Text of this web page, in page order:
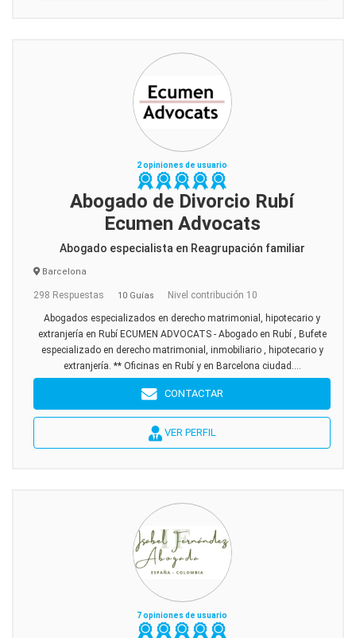
2 opiniones de usuario
Abogado de Divorcio Rubí
Ecumen Advocats
Abogado especialista en Reagrupación familiar
Barcelona
298 Respuestas 10 Guías Nivel contribución 10
Abogados especializados en derecho matrimonial, hipotecario y
extranjería en Rubí ECUMEN ADVOCATS - Abogado en Rubí , Bufete
especializado en derecho matrimonial, inmobiliario , hipotecario y
extranjería. ** Oficinas en Rubí y en Barcelona ciudad....
CONTACTAR
VER PERFIL
7 opiniones de usuario